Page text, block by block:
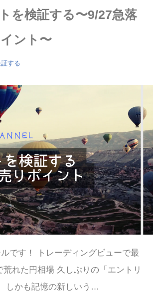
を検証する〜9/27急落
ント〜
する
です！ トレーディングビューで最
れた円相場 久しぶりの「エントリ
しかも記憶の新しいう…